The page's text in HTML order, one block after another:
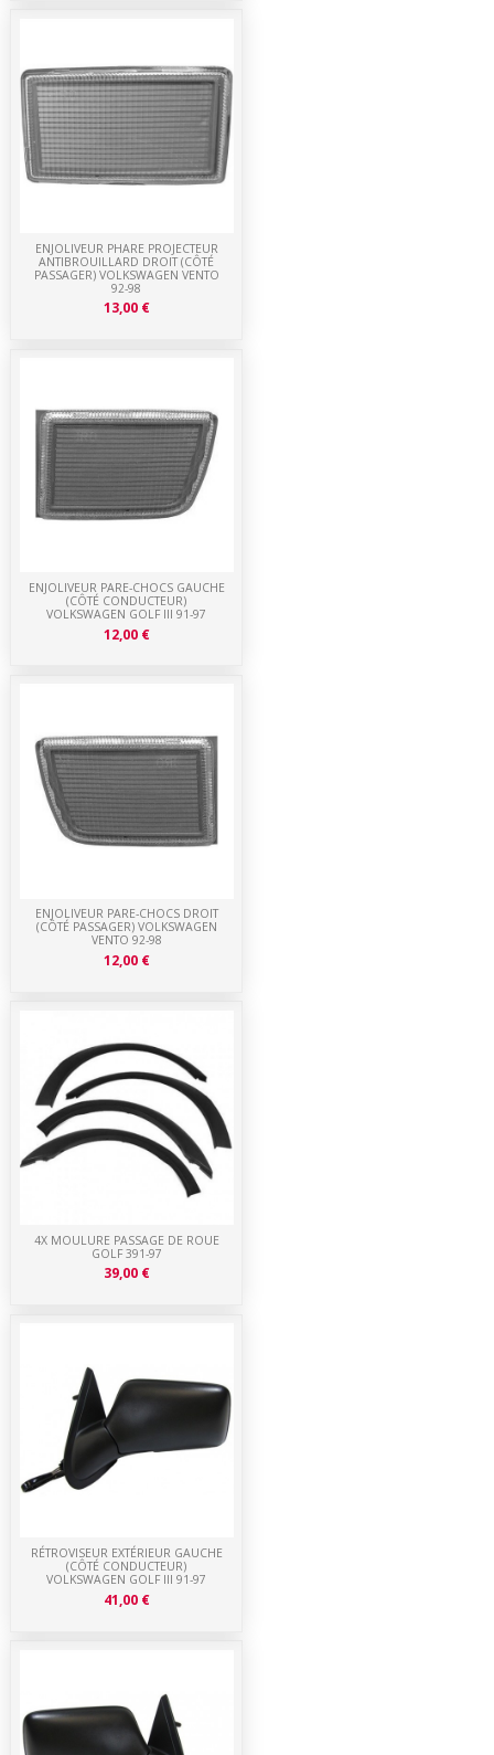
RÉTROVISEUR EXTÉRIEUR GAUCHE
(CÔTÉ CONDUCTEUR)
VOLKSWAGEN GOLF III 91-97
41,00 €
4X MOULURE PASSAGE DE ROUE
GOLF 391-97
39,00 €
ENJOLIVEUR PARE-CHOCS DROIT
(CÔTÉ PASSAGER) VOLKSWAGEN
VENTO 92-98
12,00 €
ENJOLIVEUR PARE-CHOCS GAUCHE
(CÔTÉ CONDUCTEUR)
VOLKSWAGEN GOLF III 91-97
12,00 €
ENJOLIVEUR PHARE PROJECTEUR
ANTIBROUILLARD DROIT (CÔTÉ
PASSAGER) VOLKSWAGEN VENTO
92-98
13,00 €